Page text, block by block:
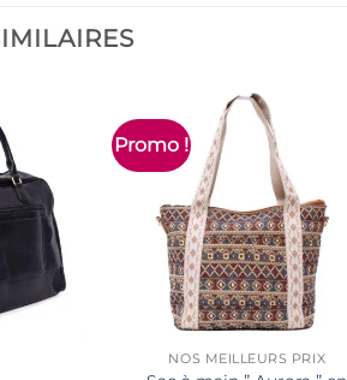
Promo !
NOS MEILLEURS PRIX